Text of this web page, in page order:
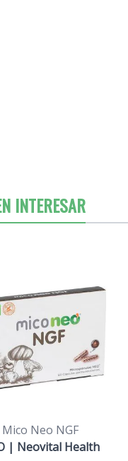
INTERESAR
Mico Neo NGF
| Neovital Health